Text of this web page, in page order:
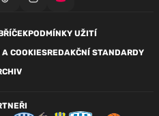
PODMÍNKY UŽITÍ
COOKIESREDAKČNÍ STANDARDY